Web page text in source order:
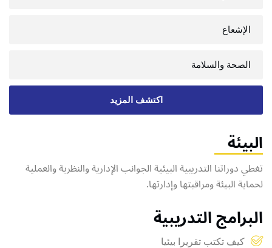
الإشعاع
الصحة والسلامة
اكتشف المزيد
البيئة
تغطيدوراتناالتدريبيةالبيئيةالجوانبالإداريةوالنظريةوالعملية
لحمايةالبيئةومراقبتهاوإدارتها.
البرامج التدريبية
كيف تكتب تقريرا بيئيا